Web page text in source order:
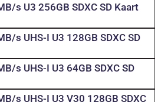
s U3 256GB SDXC SD Kaart
s UHS-I U3 128GB SDXC SD
s UHS-I U3 64GB SDXC SD
s UHS-I U3 V30 128GB SDXC